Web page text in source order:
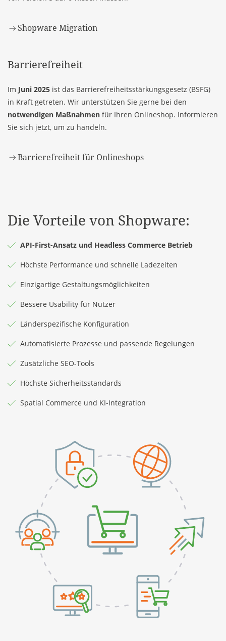
Shopware Migration
Barrierefreiheit
Im Juni 2025 ist das Barrierefreiheitsstärkungsgesetz (BSFG)
in Kraft getreten. Wir unterstützen Sie gerne bei den
notwendigen Maßnahmen für Ihren Onlineshop. Informieren
Sie sich jetzt, um zu handeln.
Barrierefreiheit für Onlineshops
Die Vorteile von Shopware:
API-First-Ansatz und Headless Commerce Betrieb
Höchste Performance und schnelle Ladezeiten
Einzigartige Gestaltungsmöglichkeiten
Bessere Usability für Nutzer
Länderspezifische Konfiguration
Automatisierte Prozesse und passende Regelungen
Zusätzliche SEO-Tools
Höchste Sicherheitsstandards
Spatial Commerce und KI-Integration